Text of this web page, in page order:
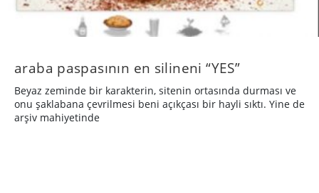
araba paspasının en silineni “YES”
Beyaz zeminde bir karakterin, sitenin ortasında durması ve
onu şaklabana çevrilmesi beni açıkçası bir hayli sıktı. Yine de
arşiv mahiyetinde